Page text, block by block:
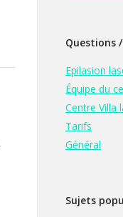
Questions
Epilasion
Équipe du
Centre Villa
Tarifs
Général
Sujets